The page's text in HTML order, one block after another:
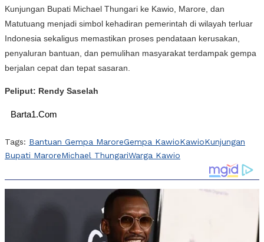
Kunjungan Bupati Michael Thungari ke Kawio, Marore, dan
Matutuang menjadi simbol kehadiran pemerintah di wilayah terluar
Indonesia sekaligus memastikan proses pendataan kerusakan,
penyaluran bantuan, dan pemulihan masyarakat terdampak gempa
berjalan cepat dan tepat sasaran.
Peliput: Rendy Saselah
Barta1.Com
Tags: Bantuan Gempa MaroreGempa KawioKawioKunjungan
Bupati MaroreMichael ThungariWarga Kawio